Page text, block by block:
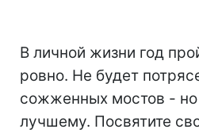
В личной жизни год
ровно. Не будет
сожженных мостов - но
лучшему. Посвятите